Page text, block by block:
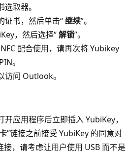
取器。
证书，然后单击“继续”。
，然后选择“解锁”。
配合使用，请再次将 Yubikey
。
访问 Outlook。
应用程序后立即插入 YubiKey，
”链接之前接受 YubiKey 的同意对
，请考虑让用户使用 USB 而不是